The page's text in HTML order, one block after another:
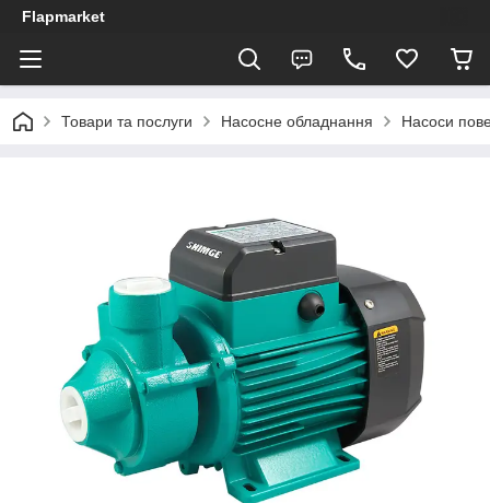
Flapmarket
Товари та послуги Насосне обладнання Насоси